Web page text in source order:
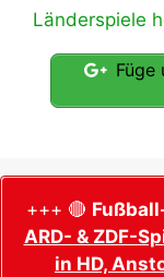
Länderspiele
Füge
+++ 🔴
ARD- & ZDF-
in HD,